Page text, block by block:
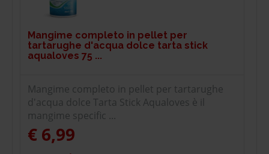
Mangime completo in pellet per
tartarughe d'acqua dolce tarta stick
aqualoves 75 ...
Mangime completo in pellet per tartarughe
d'acqua dolce Tarta Stick Aqualoves è il
mangime specific ...
€ 6,99